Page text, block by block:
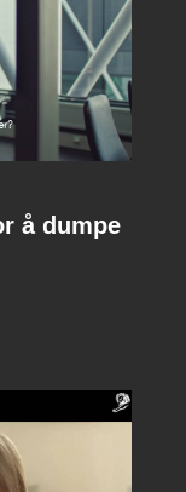
å dumpe